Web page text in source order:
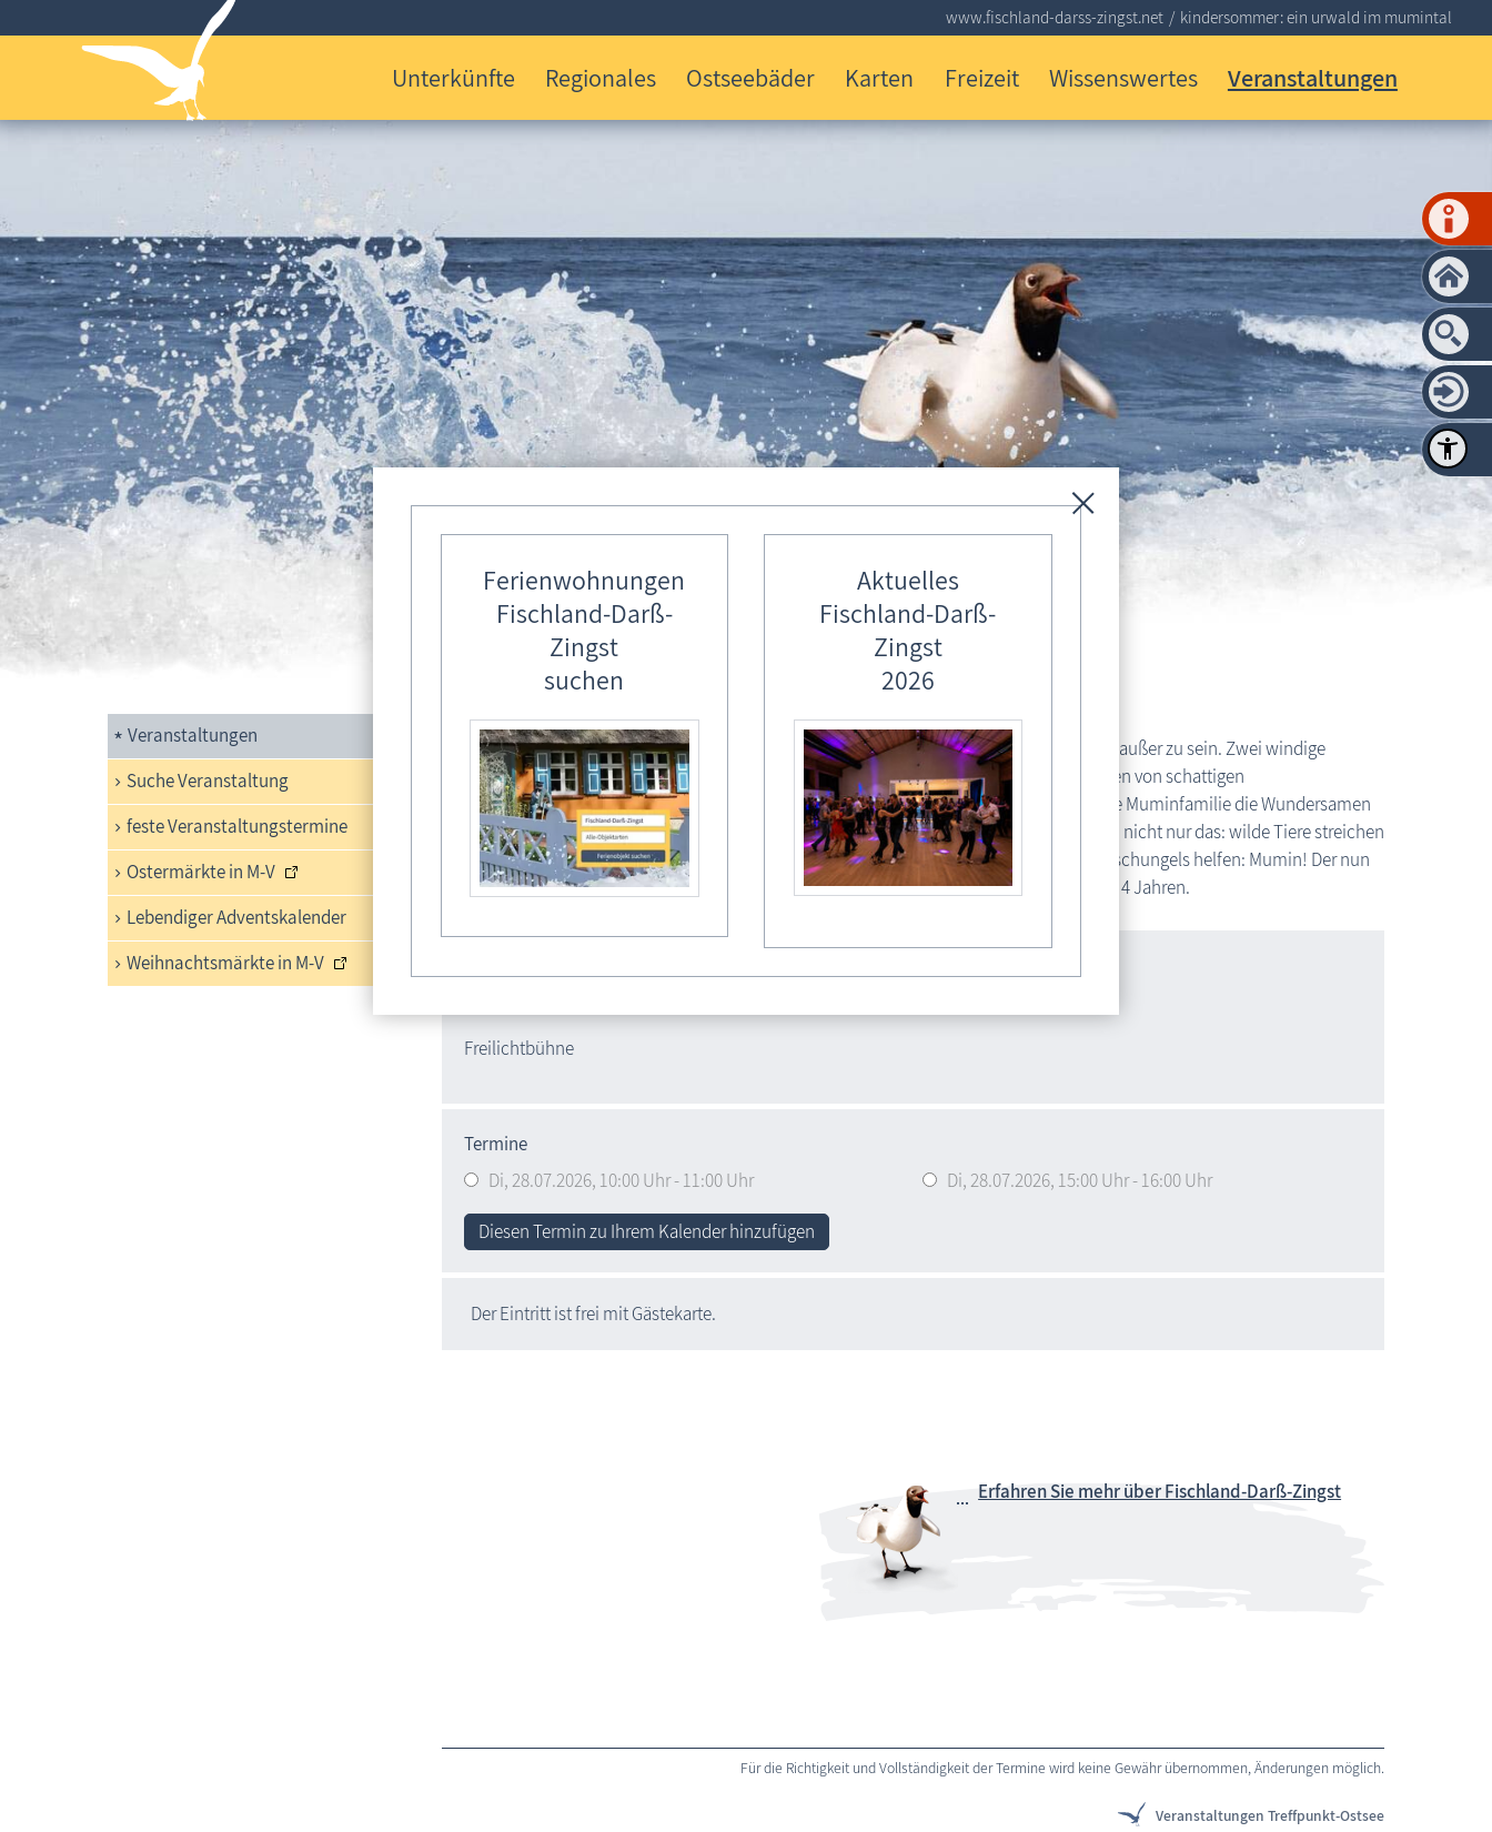
Unterkünfte Regionales Ostseebäder Karten Freizeit Wissenswertes Veranstaltungen
www.fischland-darss-zingst.net kindersommer: ein urwald im mumintal
Veranstaltungen
Suche Veranstaltung
feste Veranstaltungstermine
Ostermärkte in M-V
Lebendiger Adventskalender
Weihnachtsmärkte in M-V
Kindersommer: Ein Urwald im Mumintal
Es ist heiß im Mumintal. So heiß, dass Mumin sich selbst hitzefrei gibt und nichts tun kann, außer zu sein. Zwei windige
Forscher kommen des Weges und verkaufen der Familie Mumin wundersame Blumensamen von schattigen
Dschungelpflanzen und fernen Früchten. Ein wenig Schatten wäre schön und so pflanzt die Muminfamilie die Wundersamen
ein. Und siehe da: aus dem trockenem Mumintal wird das reinste Mangrovendickicht. Doch nicht nur das: wilde Tiere streichen
plötzlich durchs Unterholz und richten ein herrliches Chaos an. Da kann nur der Herr des Dschungels helfen: Mumin! Der nun
kein hitzefrei mehr hat, sondern alle Pfötchen voll zu tun. Ein liebenswerter Spaß für alle ab 4 Jahren.
Freilichtbühne
Termine
Di, 28.07.2026, 10:00Uhr- 11:00Uhr Di, 28.07.2026, 15:00Uhr- 16:00Uhr
Diesen Termin zu Ihrem Kalender hinzufügen
Der Eintritt ist frei mit Gästekarte.
Erfahren Sie mehr über Fischland-Darß-Zingst
Für die Richtigkeit und Vollständigkeit der Termine wird keine Gewähr übernommen, Änderungen möglich.
Veranstaltungen Treffpunkt-Ostsee
Ferienwohnungen
Fischland-Darß-
Zingst
suchen
Aktuelles
Fischland-Darß-
Zingst
2026